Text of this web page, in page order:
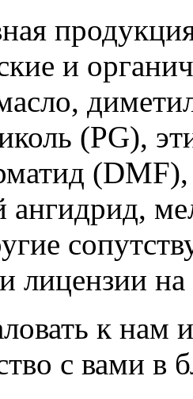
и
(PG),
(DMF),
ангидрид,
лицензии
к нам
с вами в